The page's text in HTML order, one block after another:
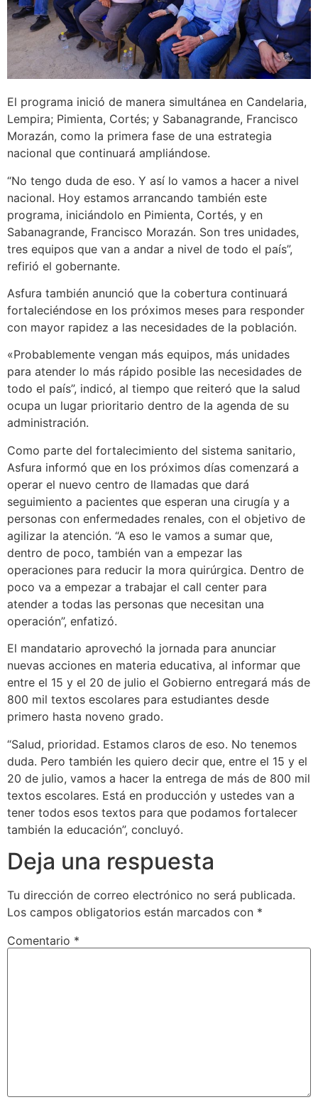
El programa inició de manera simultánea en Candelaria,
Lempira; Pimienta, Cortés; y Sabanagrande, Francisco
Morazán, como la primera fase de una estrategia
nacional que continuará ampliándose.
“No tengo duda de eso. Y así lo vamos a hacer a nivel
nacional. Hoy estamos arrancando también este
programa, iniciándolo en Pimienta, Cortés, y en
Sabanagrande, Francisco Morazán. Son tres unidades,
tres equipos que van a andar a nivel de todo el país”,
refirió el gobernante.
Asfura también anunció que la cobertura continuará
fortaleciéndose en los próximos meses para responder
con mayor rapidez a las necesidades de la población.
«Probablemente vengan más equipos, más unidades
para atender lo más rápido posible las necesidades de
todo el país”, indicó, al tiempo que reiteró que la salud
ocupa un lugar prioritario dentro de la agenda de su
administración.
Como parte del fortalecimiento del sistema sanitario,
Asfura informó que en los próximos días comenzará a
operar el nuevo centro de llamadas que dará
seguimiento a pacientes que esperan una cirugía y a
personas con enfermedades renales, con el objetivo de
agilizar la atención. “A eso le vamos a sumar que,
dentro de poco, también van a empezar las
operaciones para reducir la mora quirúrgica. Dentro de
poco va a empezar a trabajar el call center para
atender a todas las personas que necesitan una
operación”, enfatizó.
El mandatario aprovechó la jornada para anunciar
nuevas acciones en materia educativa, al informar que
entre el 15 y el 20 de julio el Gobierno entregará más de
800 mil textos escolares para estudiantes desde
primero hasta noveno grado.
“Salud, prioridad. Estamos claros de eso. No tenemos
duda. Pero también les quiero decir que, entre el 15 y el
20 de julio, vamos a hacer la entrega de más de 800 mil
textos escolares. Está en producción y ustedes van a
tener todos esos textos para que podamos fortalecer
también la educación”, concluyó.
Deja una respuesta
Tu dirección de correo electrónico no será publicada.
Los campos obligatorios están marcados con *
Comentario *